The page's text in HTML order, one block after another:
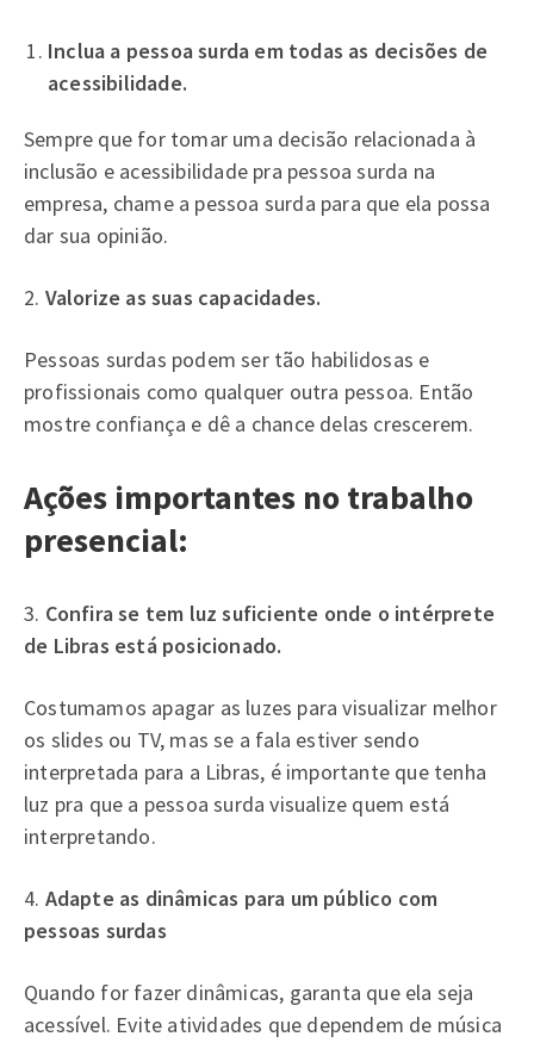
Inclua a pessoa surda em todas as decisões de
acessibilidade.
Sempre que for tomar uma decisão relacionada à
inclusão e acessibilidade pra pessoa surda na
empresa, chame a pessoa surda para que ela possa
dar sua opinião.
2. Valorize as suas capacidades.
Pessoas surdas podem ser tão habilidosas e
profissionais como qualquer outra pessoa. Então
mostre confiança e dê a chance delas crescerem.
Ações importantes no trabalho
presencial:
3. Confira se tem luz suficiente onde o intérprete
de Libras está posicionado.
Costumamos apagar as luzes para visualizar melhor
os slides ou TV, mas se a fala estiver sendo
interpretada para a Libras, é importante que tenha
luz pra que a pessoa surda visualize quem está
interpretando.
4. Adapte as dinâmicas para um público com
pessoas surdas
Quando for fazer dinâmicas, garanta que ela seja
acessível. Evite atividades que dependem de música